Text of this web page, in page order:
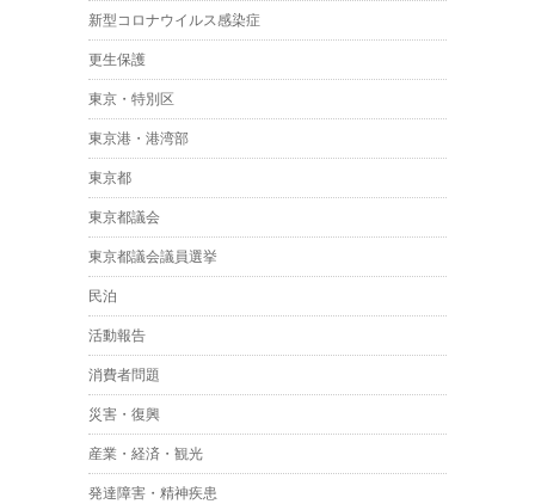
新型コロナウイルス感染症
更生保護
東京・特別区
東京港・港湾部
東京都
東京都議会
東京都議会議員選挙
民泊
活動報告
消費者問題
災害・復興
産業・経済・観光
発達障害・精神疾患